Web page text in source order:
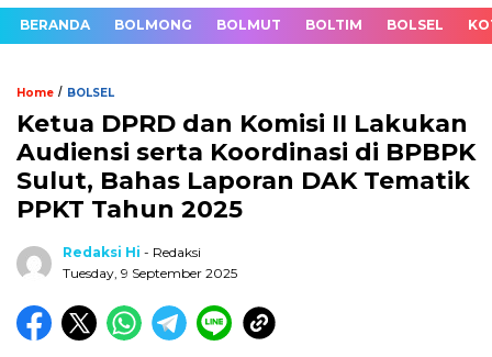
BERANDA BOLMONG BOLMUT BOLTIM BOLSEL
Home / BOLSEL
Ketua DPRD dan Komisi II Lakukan
Audiensi serta Koordinasi di BPBPK
Sulut, Bahas Laporan DAK Tematik
PPKT Tahun 2025
Redaksi Hi - Redaksi
Tuesday, 9 September 2025